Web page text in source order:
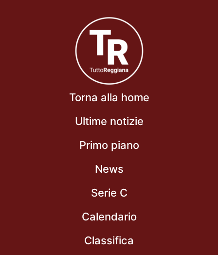
Torna alla home
Ultime notizie
Primo piano
News
Serie C
Calendario
Classifica